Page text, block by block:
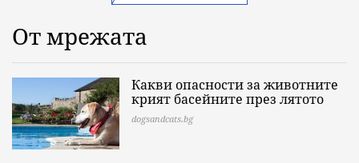
От мрежата
Какви опасности за животните
крият басейните през лятото
dogsandcats.bg